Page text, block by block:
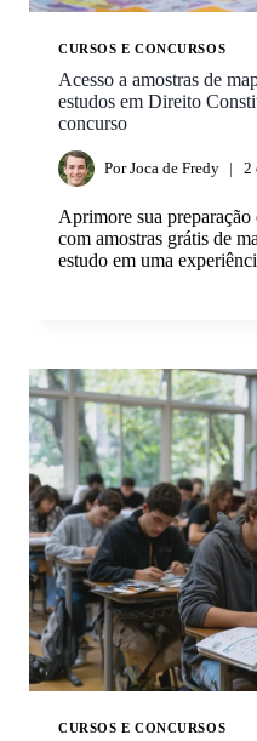
CURSOS E CONCURSOS
Acesso a amostras de
estudos em Direito
concurso
Por Joca de Fredy 2
Aprimore sua
com amostras grátis de
estudo em uma
CURSOS E CONCURSOS